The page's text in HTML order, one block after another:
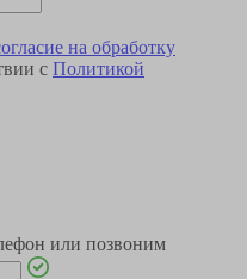
на обработку
с Политикой
или позвоним